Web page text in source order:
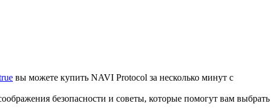
вы можете купить NAVI Protocol за несколько минут с
безопасности и советы, которые помогут вам выбрать